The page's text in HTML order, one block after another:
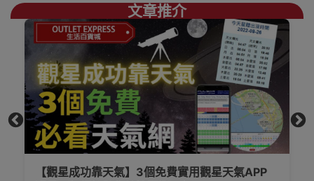
文章推介
【觀星成功靠天氣】3個免費實用觀星天氣APP